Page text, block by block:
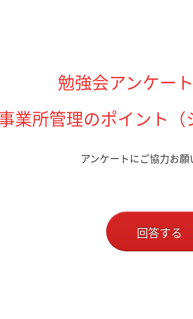
勉強会アンケー
業所管理のポイント
アンケートにご協力お願
回答する